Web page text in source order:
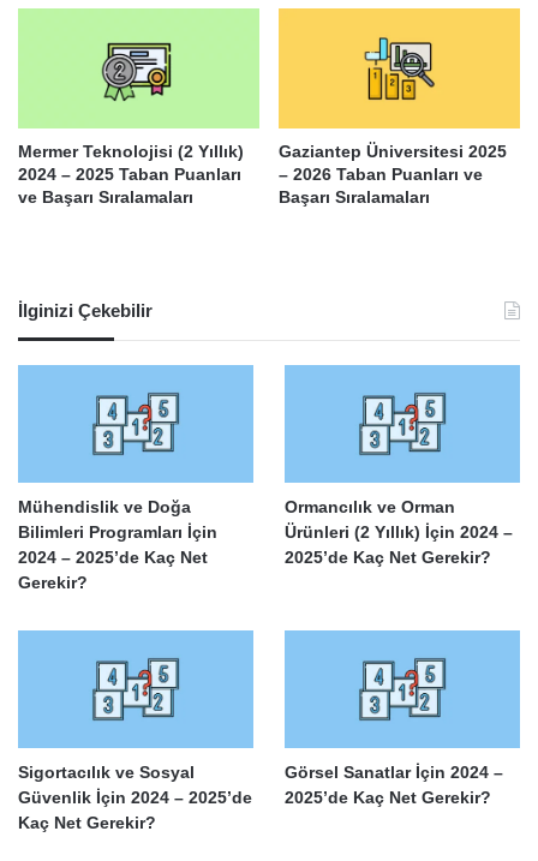
Mermer Teknolojisi (2 Yıllık)
2024 – 2025 Taban Puanları
ve Başarı Sıralamaları
Gaziantep Üniversitesi 2025
– 2026 Taban Puanları ve
Başarı Sıralamaları
İlginizi Çekebilir
Mühendislik ve Doğa
Bilimleri Programları İçin
2024 – 2025’de Kaç Net
Gerekir?
Ormancılık ve Orman
Ürünleri (2 Yıllık) İçin 2024 –
2025’de Kaç Net Gerekir?
Sigortacılık ve Sosyal
Güvenlik İçin 2024 – 2025’de
Kaç Net Gerekir?
Görsel Sanatlar İçin 2024 –
2025’de Kaç Net Gerekir?